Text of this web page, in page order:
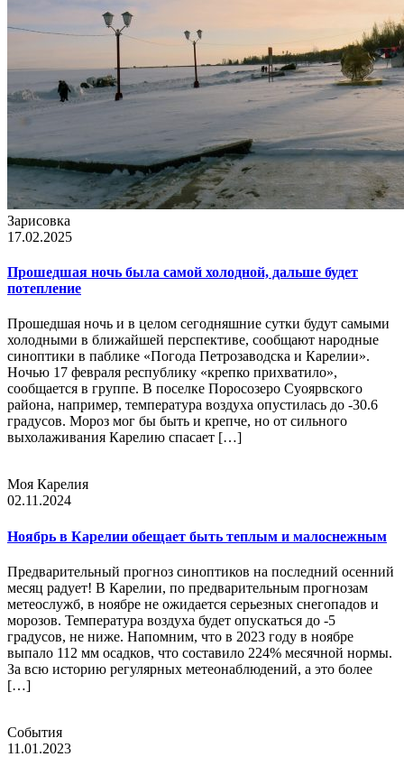
Зарисовка
17.02.2025
Прошедшая ночь была самой холодной, дальше будет
потепление
Прошедшая ночь и в целом сегодняшние сутки будут самыми
холодными в ближайшей перспективе, сообщают народные
синоптики в паблике «Погода Петрозаводска и Карелии».
Ночью 17 февраля республику «крепко прихватило»,
сообщается в группе. В поселке Поросозеро Суоярвского
района, например, температура воздуха опустилась до -30.6
градусов. Мороз мог бы быть и крепче, но от сильного
выхолаживания Карелию спасает […]
Моя Карелия
02.11.2024
Ноябрь в Карелии обещает быть теплым и малоснежным
Предварительный прогноз синоптиков на последний осенний
месяц радует! В Карелии, по предварительным прогнозам
метеослужб, в ноябре не ожидается серьезных снегопадов и
морозов. Температура воздуха будет опускаться до -5
градусов, не ниже. Напомним, что в 2023 году в ноябре
выпало 112 мм осадков, что составило 224% месячной нормы.
За всю историю регулярных метеонаблюдений, а это более
[…]
События
11.01.2023